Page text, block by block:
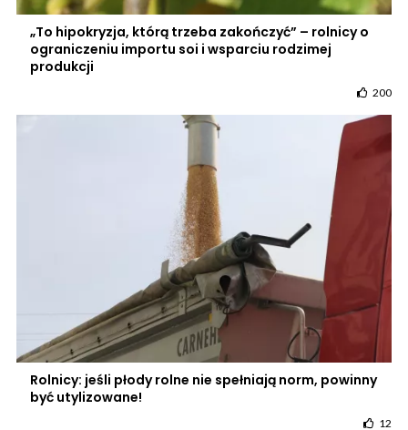
„To hipokryzja, którą trzeba zakończyć” – rolnicy o
ograniczeniu importu soi i wsparciu rodzimej
produkcji
200
Rolnicy: jeśli płody rolne nie spełniają norm, powinny
być utylizowane!
12